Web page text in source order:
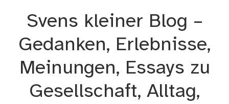
Svens kleiner Blog –
Gedanken, Erlebnisse,
Meinungen, Essays zu
Gesellschaft, Alltag,